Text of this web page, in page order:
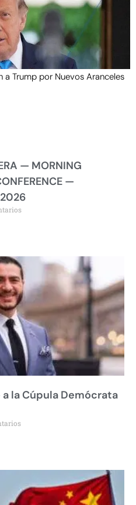
a Trump por Nuevos Aranceles
— MORNING
—
2026
la Cúpula Demócrata